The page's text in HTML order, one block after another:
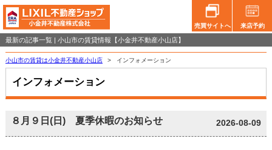
売買サイトへ 来店予約
最新の記事一覧 | 小山市の賃貸情報【小金井不動産小山店】
小山市の賃貸は小金井不動産小山店 > インフォメーション
インフォメーション
８月９日(日) 夏季休暇のお知らせ 2026-08-09